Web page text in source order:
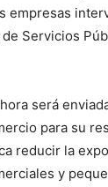
empresas
Servicios
será
para su
reducir la
y